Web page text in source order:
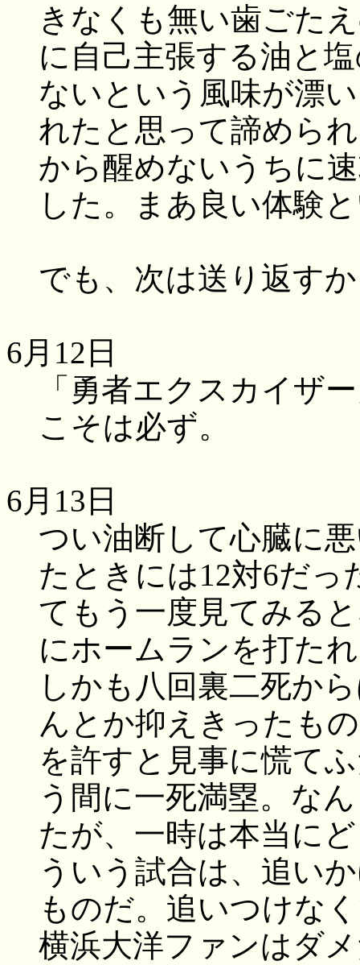
きなくも無い歯ごた
に自己主張する油と
ないという風味が漂
れたと思って諦めら
から醒めないうちに
した。まあ良い体験
でも、次は送り返す
6月12日
「勇者エクスカイザ
こそは必ず。
6月13日
つい油断して心臓に
たときには12対6だっ
てもう一度見てみる
にホームランを打た
しかも八回裏二死か
んとか抑えきったも
を許すと見事に慌て
う間に一死満塁。な
たが、一時は本当に
ういう試合は、追い
ものだ。追いつけな
横浜大洋ファンはダ